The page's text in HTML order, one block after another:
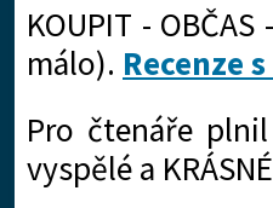
KOUPIT - OBČAS
málo). Recenze
Pro čtenáře plnil
vyspělé a